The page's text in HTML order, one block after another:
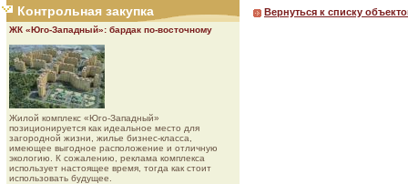
Контрольная закупка
ЖК «Юго-Западный»: бардак по-восточному
Жилой комплекс «Юго-Западный»
позиционируется как идеальное место для
загородной жизни, жилье бизнес-класса,
имеющее выгодное расположение и отличную
экологию. К сожалению, реклама комплекса
использует настоящее время, тогда как стоит
использовать будущее.
Вернуться к списку